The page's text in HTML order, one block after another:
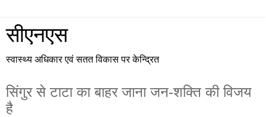
सीएनएस
स्वास्थ्य अधिकार एवं सतत विकास पर केन्द्रित
सिंगुर से टाटा का बाहर जाना जन-शक्ति की विजय
है